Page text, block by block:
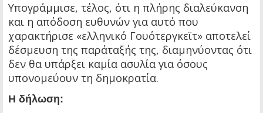
Υπογράμμισε, τέλος, ότι η πλήρης διαλεύκανση
και η απόδοση ευθυνών για αυτό που
χαρακτήρισε «ελληνικό Γουότεργκεϊτ» αποτελεί
δέσμευση της παράταξής της, διαμηνύοντας ότι
δεν θα υπάρξει καμία ασυλία για όσους
υπονομεύουν τη δημοκρατία.
Η δήλωση: